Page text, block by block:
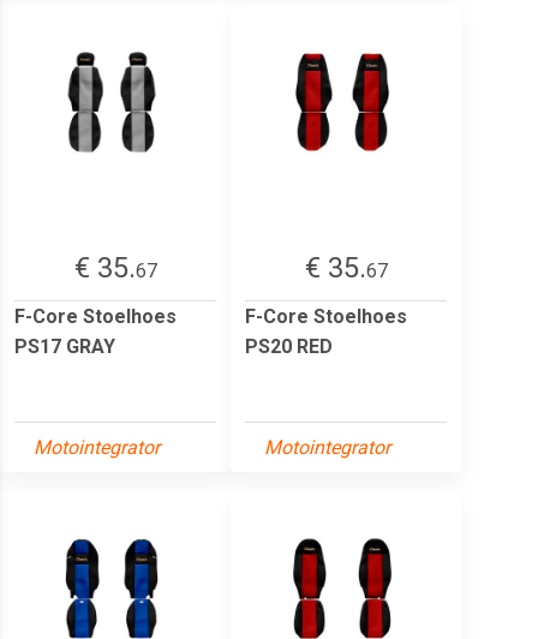
€ 35.67
F-Core Stoelhoes
PS17 GRAY
Motointegrator
€ 35.67
F-Core Stoelhoes
PS20 RED
Motointegrator